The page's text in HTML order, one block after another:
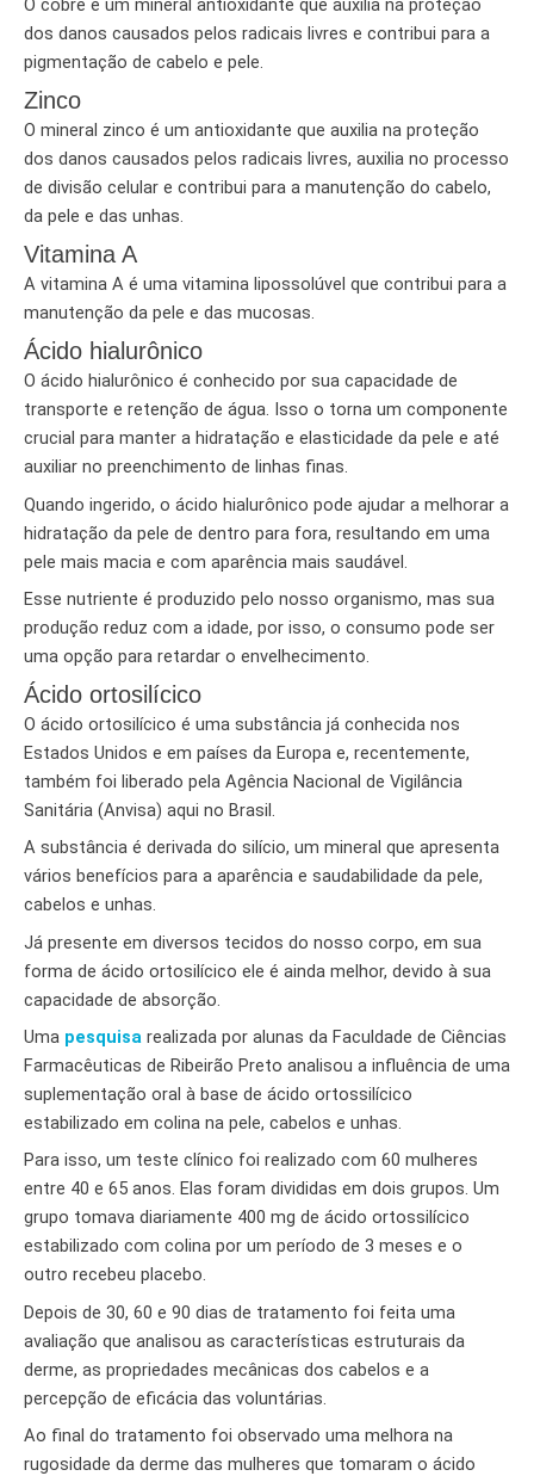
dos danos causados pelos radicais livres e contribui para a
pigmentação de cabelo e pele.
Zinco
O mineral zinco é um antioxidante que auxilia na proteção
dos danos causados pelos radicais livres, auxilia no processo
de divisão celular e contribui para a manutenção do cabelo,
da pele e das unhas.
Vitamina A
A vitamina A é uma vitamina lipossolúvel que contribui para a
manutenção da pele e das mucosas.
Ácido hialurônico
O ácido hialurônico é conhecido por sua capacidade de
transporte e retenção de água. Isso o torna um componente
crucial para manter a hidratação e elasticidade da pele e até
auxiliar no preenchimento de linhas finas.
Quando ingerido, o ácido hialurônico pode ajudar a melhorar a
hidratação da pele de dentro para fora, resultando em uma
pele mais macia e com aparência mais saudável.
Esse nutriente é produzido pelo nosso organismo, mas sua
produção reduz com a idade, por isso, o consumo pode ser
uma opção para retardar o envelhecimento.
Ácido ortosilícico
O ácido ortosilícico é uma substância já conhecida nos
Estados Unidos e em países da Europa e, recentemente,
também foi liberado pela Agência Nacional de Vigilância
Sanitária (Anvisa) aqui no Brasil.
A substância é derivada do silício, um mineral que apresenta
vários benefícios para a aparência e saudabilidade da pele,
cabelos e unhas.
Já presente em diversos tecidos do nosso corpo, em sua
forma de ácido ortosilícico ele é ainda melhor, devido à sua
capacidade de absorção.
Uma pesquisa realizada por alunas da Faculdade de Ciências
Farmacêuticas de Ribeirão Preto analisou a influência de uma
suplementação oral à base de ácido ortossilícico
estabilizado em colina na pele, cabelos e unhas.
Para isso, um teste clínico foi realizado com 60 mulheres
entre 40 e 65 anos. Elas foram divididas em dois grupos. Um
grupo tomava diariamente 400 mg de ácido ortossilícico
estabilizado com colina por um período de 3 meses e o
outro recebeu placebo.
Depois de 30, 60 e 90 dias de tratamento foi feita uma
avaliação que analisou as características estruturais da
derme, as propriedades mecânicas dos cabelos e a
percepção de eficácia das voluntárias.
Ao final do tratamento foi observado uma melhora na
rugosidade da derme das mulheres que tomaram o ácido